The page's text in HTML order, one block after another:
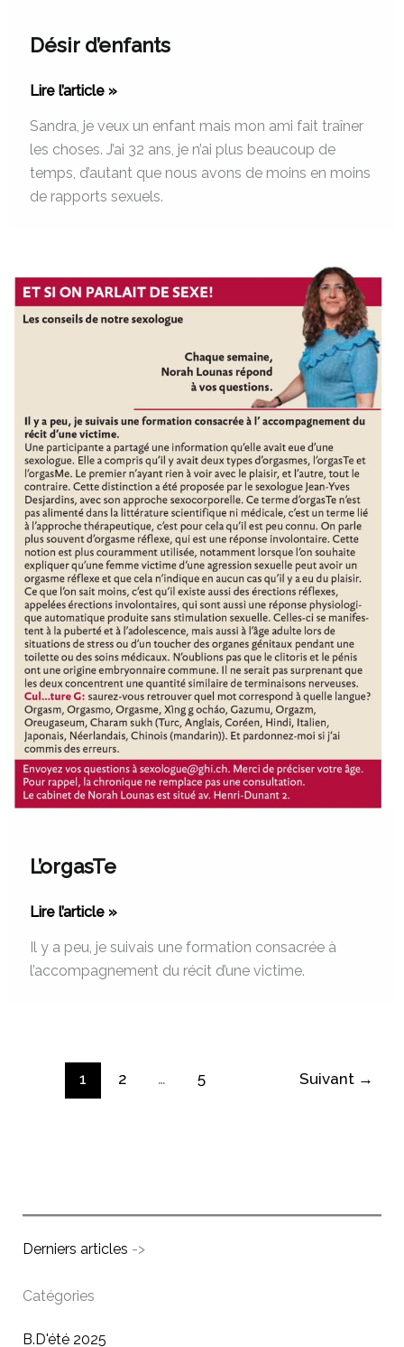
Désir d’enfants
Lire l’article »
Sandra, je veux un enfant mais mon ami fait traîner
les choses. J’ai 32 ans, je n’ai plus beaucoup de
temps, d’autant que nous avons de moins en moins
de rapports sexuels.
L’orgasTe
Lire l’article »
Il y a peu, je suivais une formation consacrée à
l’accompagnement du récit d’une victime.
1 2 … 5 Suivant →
Derniers articles ->
Catégories
B.D'été 2025